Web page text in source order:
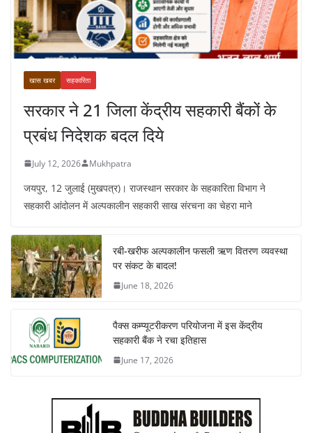
खास खबर सहकारिता
सरकार ने 21 जिला केंद्रीय सहकारी बैंकों के
प्रबंध निदेशक बदल दिये
July 12, 2026 Mukhpatra
जयपुर, 12 जुलाई (मुखपत्र)। राजस्थान सरकार के सहकारिता विभाग ने
सहकारी आंदोलन में अल्पकालीन सहकारी साख संरचना का चेहरा माने
रबी-खरीफ अल्पकालीन फसली ऋण वितरण व्यवस्था
पर संकट के बादल!
June 18, 2026
पैक्स कम्प्यूटरीकरण परियोजना में इस केंद्रीय
सहकारी बैंक ने रचा इतिहास
June 17, 2026